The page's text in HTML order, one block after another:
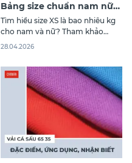
Bảng size chuẩn nam nữ
chi tiết
Tìm hiểu size XS là bao nhiêu kg
cho nam và nữ? Tham khảo
bảng size chuẩn chi tiết theo cân
28.04.2026